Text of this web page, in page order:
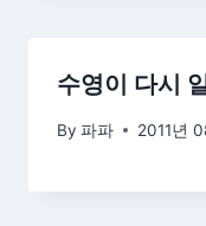
수영이 다시
By 파파 2011년